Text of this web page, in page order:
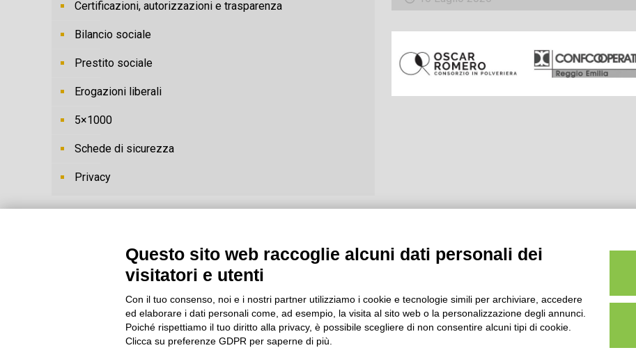
Certificazioni, autorizzazioni e trasparenza
Bilancio sociale
Prestito sociale
Erogazioni liberali
5×1000
Schede di sicurezza
Privacy
Questo sito web raccoglie alcuni dati personali dei
visitatori e utenti
Con il tuo consenso, noi e i nostri partner utilizziamo i cookie e tecnologie simili per archiviare, accedere
ed elaborare i dati personali come, ad esempio, la visita al sito web o la personalizzazione degli annunci.
Poiché rispettiamo il tuo diritto alla privacy, è possibile scegliere di non consentire alcuni tipi di cookie.
Clicca su preferenze GDPR per saperne di più.